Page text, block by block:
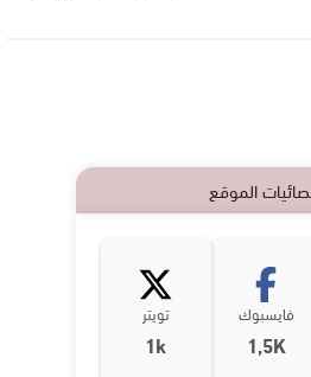
الموقع
فايسبوك
1,5K
تويتر
1k